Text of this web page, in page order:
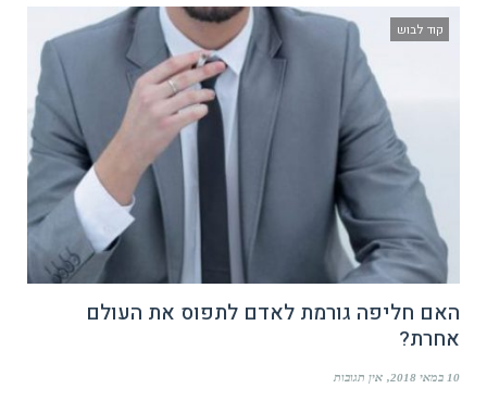
קוד לבוש
האם חליפה גורמת לאדם לתפוס את העולם
אחרת?
10 במאי 2018 אין תגובות